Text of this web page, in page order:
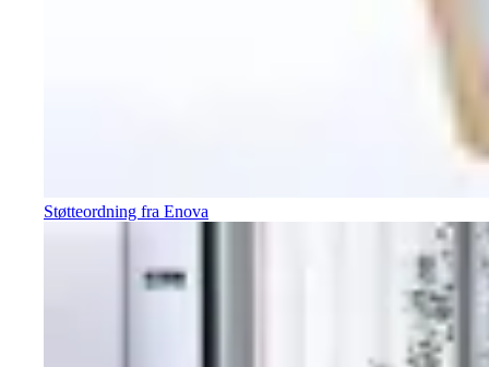
Støtteordning fra Enova